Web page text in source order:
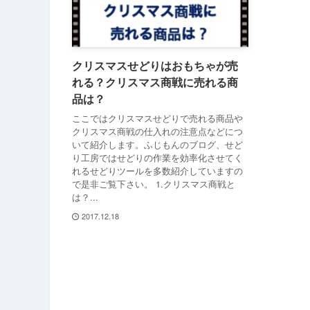
クリスマスせどりはおもちゃが売
れる？クリスマス商戦に売れる商
品は？
ここではクリスマスせどりで売れる商品や
クリスマス商戦の仕入れの注意点などにつ
いて紹介します。ふじもんのブログ、せど
り工房ではせどりの作業を効率化させてく
れるせどりツールを多数紹介していますの
で是非ご覧下さい。 1.クリスマス商戦と
は？...
2017.12.18